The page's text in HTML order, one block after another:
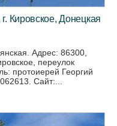
Кировское, Донецкая
Адрес: 86300,
переулок
протоиерей Георгий
Сайт:...